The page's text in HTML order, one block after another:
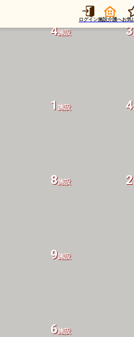
ログイン施設介護へお気
6施設
9施設
8施設 2
1 施設 4
4施設 3